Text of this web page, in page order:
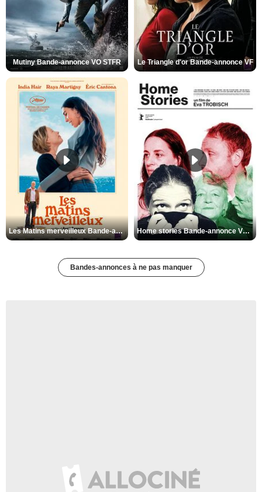
Mutiny Bande-annonce VO STFR Le Triangle d'or Bande-annonce VF
Les Matins merveilleux Bande-annonce VF Home stories Bande-annonce VO STFR
Bandes-annonces à ne pas manquer